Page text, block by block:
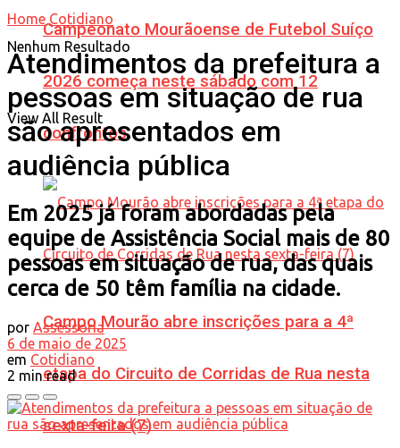
Campeonato Mourãoense de Futebol Suíço
2026 começa neste sábado com 12
confrontos
Campo Mourão abre inscrições para a 4ª
etapa do Circuito de Corridas de Rua nesta
sexta-feira (7)
Nenhum Resultado
View All Result
Home Cotidiano
Atendimentos da prefeitura a
pessoas em situação de rua
são apresentados em
audiência pública
Em 2025 já foram abordadas pela
equipe de Assistência Social mais de 80
pessoas em situação de rua, das quais
cerca de 50 têm família na cidade.
por Assessoria
6 de maio de 2025
em Cotidiano
2 min read